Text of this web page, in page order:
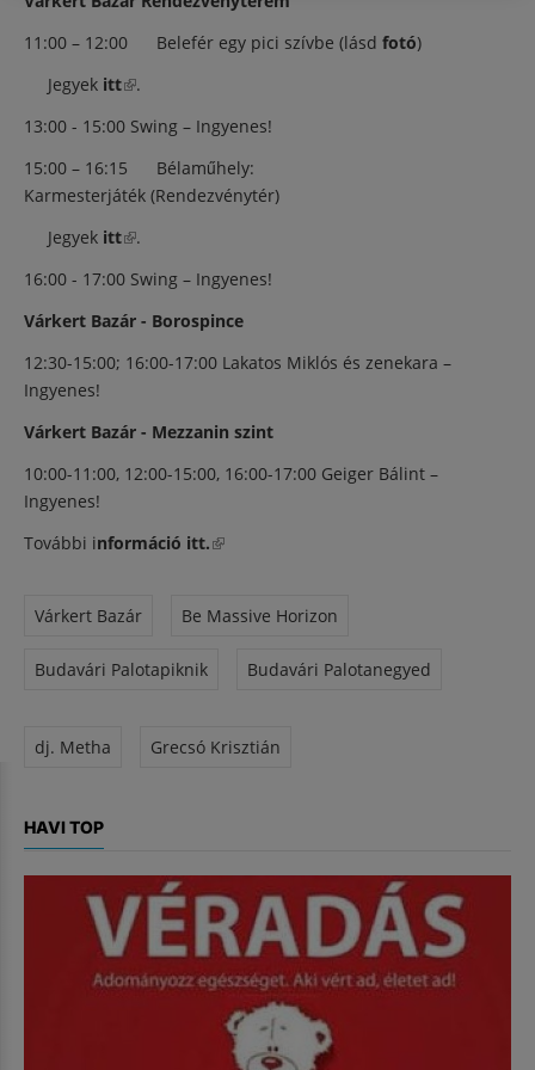
11:00 – 12:00 Belefér egy pici szívbe (lásd fotó)
Jegyek itt(külső hivatkozás)
.
13:00 - 15:00 Swing – Ingyenes!
15:00 – 16:15 Bélaműhely:
Karmesterjáték (Rendezvénytér)
Jegyek itt(külső hivatkozás)
.
16:00 - 17:00 Swing – Ingyenes!
Várkert Bazár - Borospince
12:30-15:00; 16:00-17:00 Lakatos Miklós és zenekara –
Ingyenes!
Várkert Bazár - Mezzanin szint
10:00-11:00, 12:00-15:00, 16:00-17:00 Geiger Bálint –
Ingyenes!
További információ itt.(külső hivatkozás)
Várkert Bazár Be Massive Horizon
Budavári Palotapiknik Budavári Palotanegyed
dj. Metha Grecsó Krisztián
HAVI TOP